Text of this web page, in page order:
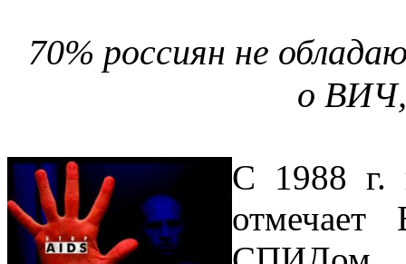
70% россиян не
о ВИЧ,
С 1988 г.